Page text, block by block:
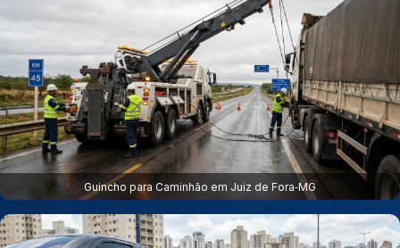
Guincho para Caminhão em Juiz de Fora‑MG